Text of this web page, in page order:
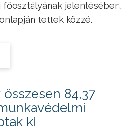
jelentésében,
tettek közzé.
84,37
ki